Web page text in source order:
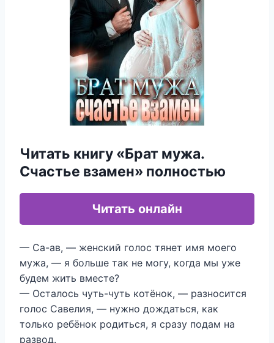
Читать книгу «Брат мужа.
Счастье взамен» полностью
Читать онлайн
— Са-ав, — женский голос тянет имя моего
мужа, — я больше так не могу, когда мы уже
будем жить вместе?
— Осталось чуть-чуть котёнок, — разносится
голос Савелия, — нужно дождаться, как
только ребёнок родиться, я сразу подам на
развод.